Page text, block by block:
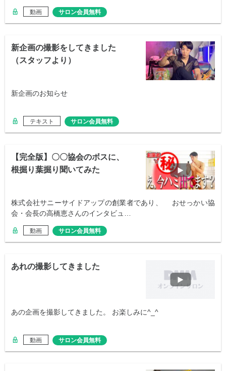
動画 サロン会員無料
新企画の撮影をしてきました
（スタッフより）
新企画のお知らせ
テキスト サロン会員無料
【完全版】〇〇協会のボスに、
根掘り葉掘り聞いてみた
株式会社サニーサイドアップの創業者であり、 おせっかい協
会・会長の高橋恵さんのインタビュ…
動画 サロン会員無料
あれの撮影してきました
あの企画を撮影してきました。 お楽しみに^_^
動画 サロン会員無料